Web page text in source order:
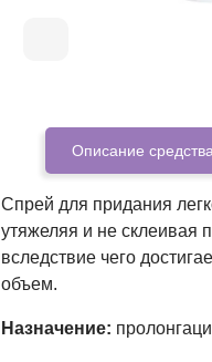
Описание средства
Спрей для придания
утяжеляя и не
вследствие чего
объем.
Назначение: